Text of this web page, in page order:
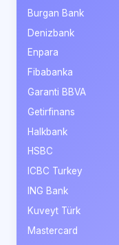
Burgan Bank
Denizbank
Enpara
Fibabanka
Garanti BBVA
Getirfinans
Halkbank
HSBC
ICBC Turkey
ING Bank
Kuveyt Türk
Mastercard